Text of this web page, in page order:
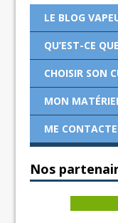
LE BLOG
QU’EST-CE
CHOISIR SON
MON
ME
Nos